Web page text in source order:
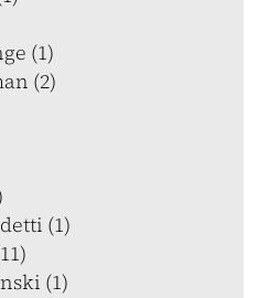
(1)
(2)
(1)
(1)